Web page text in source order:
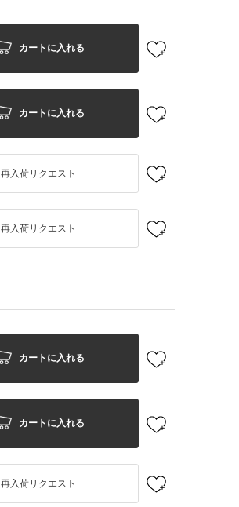
カートに入れる
カートに入れる
再入荷リクエスト
再入荷リクエスト
カートに入れる
カートに入れる
再入荷リクエスト